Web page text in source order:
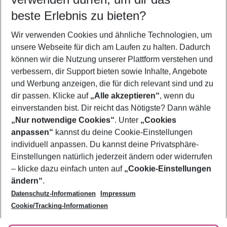
5-8 Nächte
2 Erwachsene Keine Kinder
Mehr Filter anzeigen
Footer
Footer navigation
Über uns
AGB
Bestpreisgarantie
Cookie-Einstellungen ändern
Cookie-Richtlinie
Agenturbetreuung
Barrierefreies Reisen
Folge uns
beste Erlebnis zu bieten?
Wir verwenden Cookies und ähnliche Technologien, um
unsere Webseite für dich am Laufen zu halten. Dadurch
können wir die Nutzung unserer Plattform verstehen und
verbessern, dir Support bieten sowie Inhalte, Angebote
und Werbung anzeigen, die für dich relevant sind und zu
dir passen. Klicke auf „Alle akzeptieren“, wenn du
einverstanden bist. Dir reicht das Nötigste? Dann wähle
„Nur notwendige Cookies“. Unter „Cookies
anpassen“ kannst du deine Cookie-Einstellungen
individuell anpassen. Du kannst deine Privatsphäre-
Einstellungen natürlich jederzeit ändern oder widerrufen
– klicke dazu einfach unten auf „Cookie-Einstellungen
ändern“.
Datenschutz-Informationen
Impressum
Cookie/Tracking-Informationen